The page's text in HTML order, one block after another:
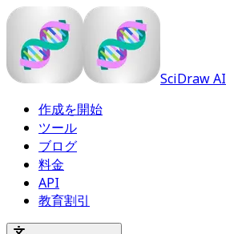
SciDraw AI
作成を開始
ツール
ブログ
料金
API
教育割引